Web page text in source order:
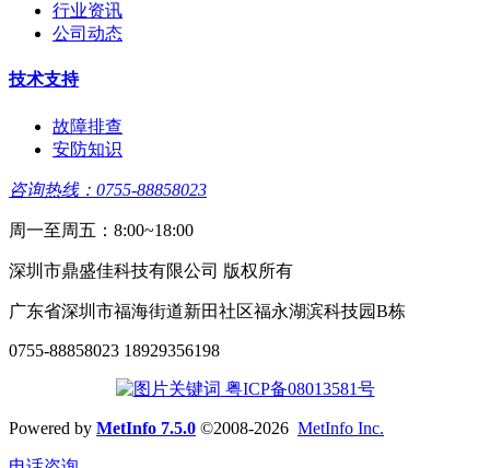
行业资讯
公司动态
技术支持
故障排查
安防知识
咨询热线：0755-88858023
周一至周五：8:00~18:00
深圳市鼎盛佳科技有限公司 版权所有
广东省深圳市福海街道新田社区福永湖滨科技园B栋
0755-88858023 18929356198
粤ICP备08013581号
Powered by MetInfo 7.5.0 ©2008-2026 MetInfo Inc.